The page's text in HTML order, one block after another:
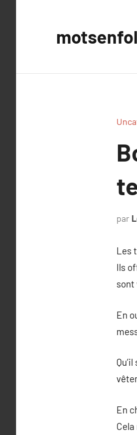
par
Les
Ils
sont
En
En